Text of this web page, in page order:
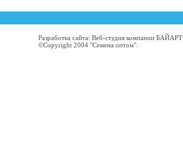
Разработка сайта: Веб-студия компании БАЙАРТ
©Copyright 2004 "Семена оптом".